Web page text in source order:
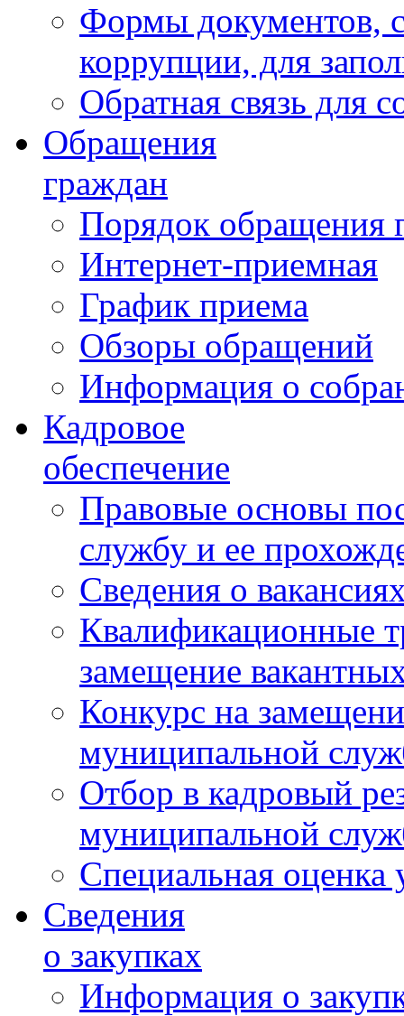
Формы документов,
коррупции, для
Обратная связь для
Обращения
граждан
Порядок обращения
Интернет-приемная
График приема
Обзоры обращений
Информация о
Кадровое
обеспечение
Правовые основы
службу и ее
Сведения о
Квалификационные
замещение
Конкурс на
муниципальной
Отбор в кадровый
муниципальной
Специальная оценка
Сведения
о закупках
Информация о